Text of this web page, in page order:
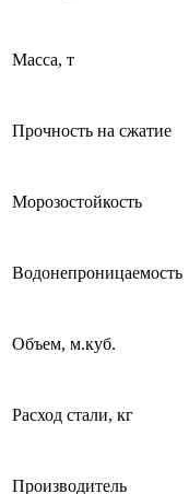
Масса, т
Прочность на сжатие
Морозостойкость
Водонепроницаемость
Объем, м.куб.
Расход стали, кг
Производитель